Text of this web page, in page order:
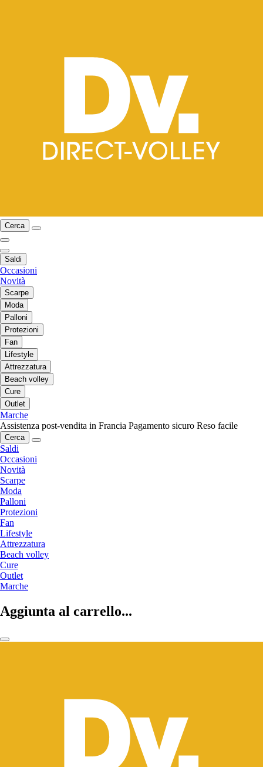
Cerca
Saldi
Occasioni
Novità
Scarpe
Moda
Palloni
Protezioni
Fan
Lifestyle
Attrezzatura
Beach volley
Cure
Outlet
Marche
Assistenza post-vendita in Francia Pagamento sicuro Reso facile
Cerca
Saldi
Occasioni
Novità
Scarpe
Moda
Palloni
Protezioni
Fan
Lifestyle
Attrezzatura
Beach volley
Cure
Outlet
Marche
Aggiunta al carrello...